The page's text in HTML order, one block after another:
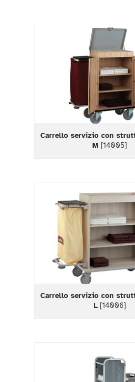
Carrello servizio con
M [14005]
Carrello servizio con
L[14006]